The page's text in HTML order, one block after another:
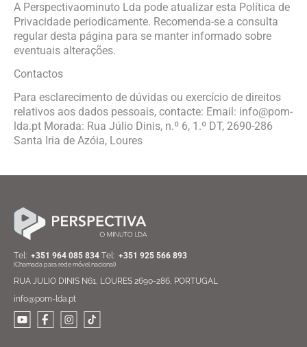
A Perspectivaominuto Lda pode atualizar esta Política de
Privacidade periodicamente. Recomenda-se a consulta
regular desta página para se manter informado sobre
eventuais alterações.
Contactos
Para esclarecimento de dúvidas ou exercício de direitos
relativos aos dados pessoais, contacte: Email: info@pom-
lda.pt Morada: Rua Júlio Dinis, n.º 6, 1.º DT, 2690-286
Santa Iria de Azóia, Loures
Тel: +351 964 085 834 Тel: +351 925 566 893
(Chamada para rede móvel nacional)
RUA JULIO DINIS N61, LOURES 2690-286, PORTUGAL
info@pom-lda.pt